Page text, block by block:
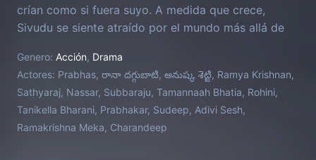
crían como si fuera suyo. A medida que crece,
Sivudu se siente atraído por el mundo más allá de
Mahishmati, gobernado por un tirano cruel, asolado
por la rebelión y ligado a su propio pasado. Lo que
comienza como una búsqueda por amor, pronto
desentraña un legado de traición, sacrificio y un
príncipe olvidado.
Genero: Acción, Drama
Actores: Prabhas, రానా దగ్గుబాటి, అనుష్క శెట్టి, Ramya Krishnan,
Sathyaraj, Nassar, Subbaraju, Tamannaah Bhatia, Rohini,
Tanikella Bharani, Prabhakar, Sudeep, Adivi Sesh,
Ramakrishna Meka, Charandeep